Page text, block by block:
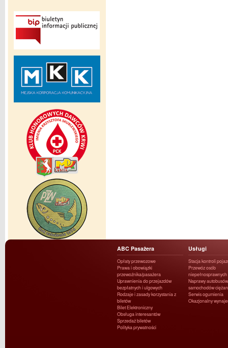
ABC Pasażera
Opłaty przewozowe
Prawa i obowiązki
przewoźnika/pasażera
Uprawnienia do przejazdów
bezpłatnych i ulgowych
Rodzaje i zasady korzystania z
biletów
Bilet Elektroniczny
Obsługa interesantów
Sprzedaż biletów
Polityka prywatności
Usługi
Stacja kontroli
Przewóz osób
niepełnosprawnych
Naprawy
samochodów
Serwis ogumienia
Okazjonalny